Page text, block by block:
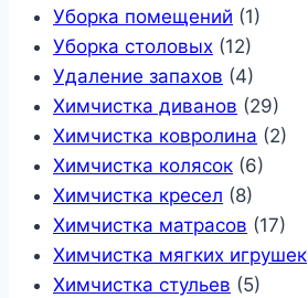
Уборка помещений (1)
Уборка столовых (12)
Удаление запахов (4)
Химчистка диванов (29)
Химчистка ковролина (2)
Химчистка колясок (6)
Химчистка кресел (8)
Химчистка матрасов (17)
Химчистка мягких игрушек
Химчистка стульев (5)